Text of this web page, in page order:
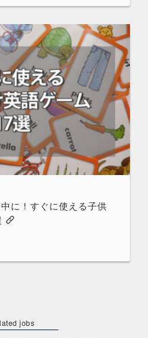
に！すぐに使える子供